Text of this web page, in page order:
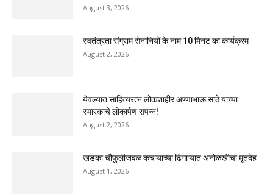
August 3, 2026
स्वतंत्रता संग्राम सेनानियों के नाम 10 मिनट का कार्यक्रम
August 2, 2026
येवल्यात साहित्यरत्न लोकशाहीर अण्णाभाऊ साठे यांच्या
स्मारकाचे लोकार्पण संपन्न!
August 2, 2026
खडका चौफुलीजवळ कचऱ्याच्या ढिगाऱ्यात अनोळखीचा मृतदेह
August 1, 2026